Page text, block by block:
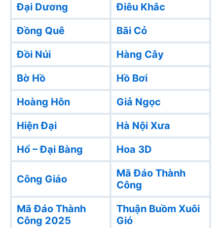
Đại Dương
Điêu Khắc
Đồng Quê
Bãi Cỏ
Đồi Núi
Hàng Cây
Bờ Hồ
Hồ Bơi
Hoàng Hôn
Giả Ngọc
Hiện Đại
Hà Nội Xưa
Hổ – Đại Bàng
Hoa 3D
Công Giáo
Mã Đáo Thành
Công
Mã Đáo Thành
Công 2025
Thuận Buồm Xuôi
Gió